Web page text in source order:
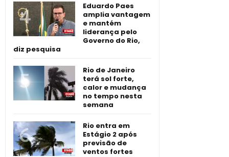
Eduardo Paes
amplia vantagem
e mantém
liderança pelo
Governo do Rio,
diz pesquisa
Rio de Janeiro
terá sol forte,
calor e mudança
no tempo nesta
semana
Rio entra em
Estágio 2 após
previsão de
ventos fortes